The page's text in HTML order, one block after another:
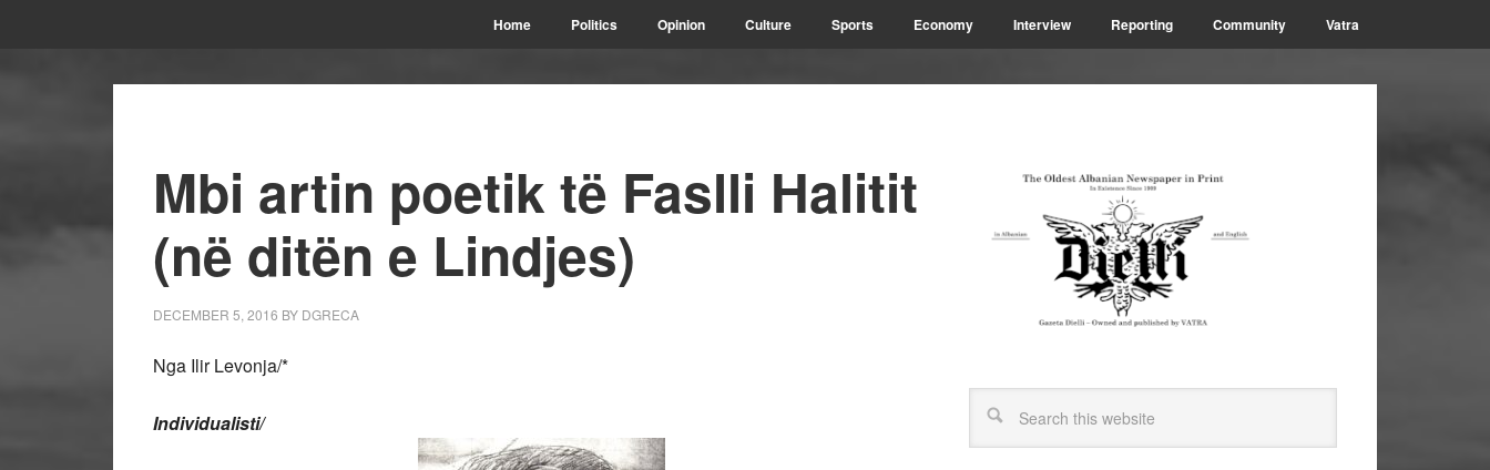
Home Politics Opinion Culture Sports Economy Interview Reporting Community Vatra
Mbi artin poetik të Faslli Halitit
(në ditën e Lindjes)
DECEMBER 5, 2016 BY DGRECA
Nga Ilir Levonja/*
Individualisti/